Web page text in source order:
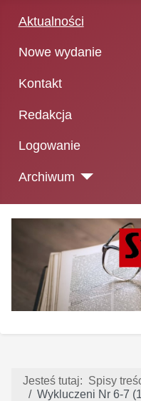
Aktualności
Nowe wydanie
Kontakt
Redakcja
Logowanie
Archiwum
Jesteś tutaj: Spisy
Wykluczeni Nr 6-7